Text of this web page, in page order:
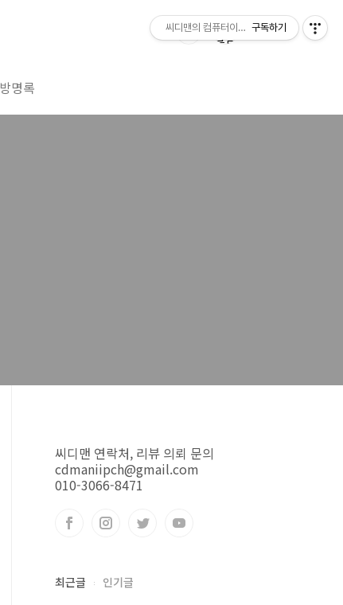
방명록
씨디맨 연락처, 리뷰 의뢰 문의
cdmaniipch@gmail.com
010-3066-8471
최근글 인기글
씨디맨의 컴퓨터이야기구독하기